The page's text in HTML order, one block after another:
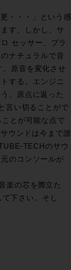
・・・」という感
す。しかし、サ
セッサー、プラ
ナチュラルで音
原音を変化させ
する。エンジニ
、原点に返った
言い切ることがで
とが可能な点で
ウンドは今まで誰
TECHのサウ
のコンソールが
楽の芯を際立た
下さい。そし